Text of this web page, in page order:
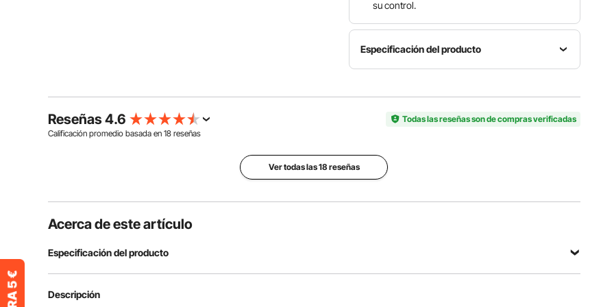
su control.
Especificación del producto
Número
modelo
de llana
± 23
pulgadas /
del disco
24
Material
Material
flotante
Reseñas 4.6
Todas las reseñas son de compras verificadas
Calificación promedio basada en 18 reseñas
Ver todas las 18 reseñas
Acerca de este artículo
Especificación del producto
Número de modelo
Descripción